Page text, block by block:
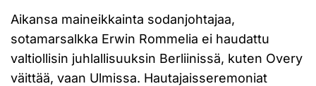
Aikansa maineikkainta sodanjohtajaa,
sotamarsalkka Erwin Rommelia ei haudattu
valtiollisin juhlallisuuksin Berliinissä, kuten Overy
väittää, vaan Ulmissa. Hautajaisseremoniat